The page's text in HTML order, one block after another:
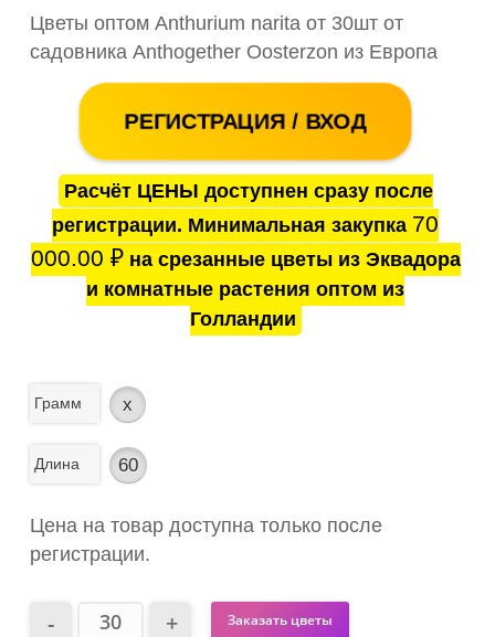
Цветы оптом Anthurium narita от 30шт от
садовника Anthogether Oosterzon из Европа
РЕГИСТРАЦИЯ / ВХОД
Расчёт ЦЕНЫ доступнен сразу после
регистрации. Минимальная закупка 70
000.00 ₽на срезанные цветы из Эквадора
и комнатные растения оптом из
Голландии
Грамм x
Длина 60
Цена на товар доступна только после
регистрации.
Заказать цветы